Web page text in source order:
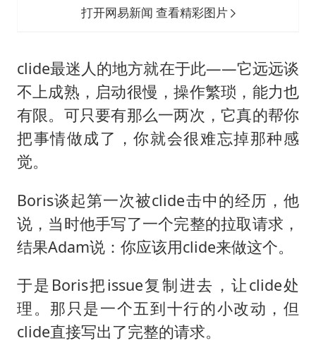
打开网易新闻 查看精彩图片
clide最迷人的地方就在于此——它远远谈
不上成熟，启动很慢，操作繁琐，能力也
有限。可只要有那么一两次，它真的帮你
把事情做成了，你就会很难忘掉那种感
觉。
Boris谈起第一次被clide击中的经历，他
说，当时他手写了一个完整的拉取请求，
结果Adam说：你应该用clide来做这个。
于是Boris把issue复制进去，让clide处
理。那只是一个五到十行的小改动，但
clide直接写出了完整的请求。